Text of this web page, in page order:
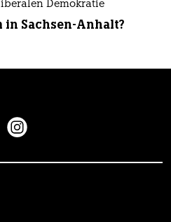
Demokratie
in Sachsen-Anhalt?